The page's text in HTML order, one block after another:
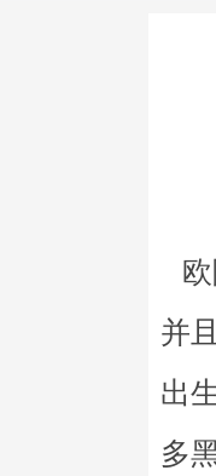
欧
并
出
多